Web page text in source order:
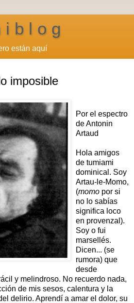
i b l o g
están aquí
imposible
Por el espectro
de Antonin
Artaud
Hola amigos
de tumiami
dominical. Soy
Artau-le-Momo,
(momo por si
no lo sabías
significa loco
en provenzal).
Soy o fui
marsellés.
Dicen... (se
rumora) que
desde
y melindroso. No recuerdo nada,
de mis sesos, calentura y la
delirio. Aprendí a amar el dolor, su